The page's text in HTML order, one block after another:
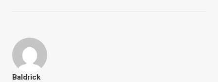
Baldrick